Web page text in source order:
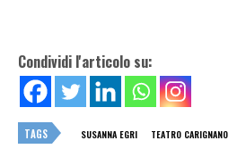
Condividi l'articolo su:
TAGS SUSANNA EGRI TEATRO CARIGNANO